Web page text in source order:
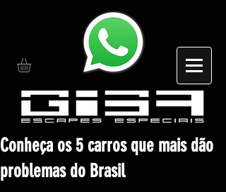
Conheça os 5 carros que mais dão
problemas do Brasil